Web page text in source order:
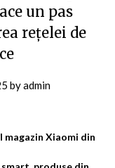
un pas
rețelei de
byadmin
magazin Xiaomi din